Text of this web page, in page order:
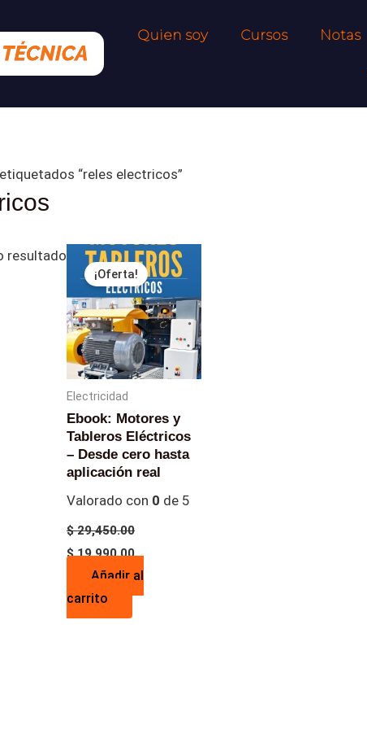
Quien soy Cursos Notas
“reles electricos”
resultado
¡Oferta!
Electricidad
Ebook: Motores y
Tableros Eléctricos
– Desde cero hasta
aplicación real
Valorado con 0 de 5
$29,450.00
precio
original
era:
$ 29,450.00.
$19,990.00
El
precio
actual
es:
$ 19,990.00.
Añadir al
carrito